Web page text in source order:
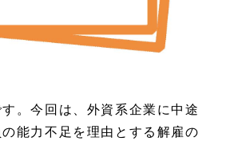
。今回は、外資系企業に中途
能力不足を理由とする解雇の